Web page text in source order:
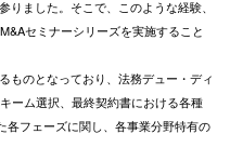
ました。そこで、このような経験、
セミナーシリーズを実施すること
ものとなっており、法務デュー・ディ
ーム選択、最終契約書における各種
各フェーズに関し、各事業分野特有の